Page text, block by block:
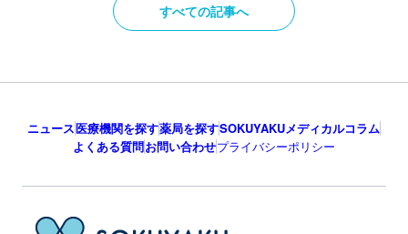
すべての記事へ
ニュース医療機関を探す薬局を探すSOKUYAKUメディカルコラム
よくある質問お問い合わせプライバシーポリシー